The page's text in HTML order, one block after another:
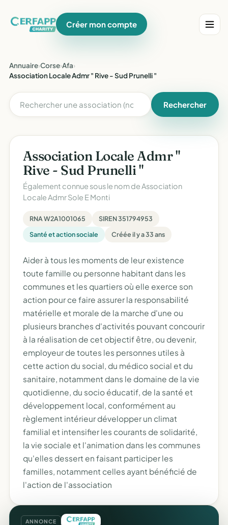
Créer mon compte
Annuaire›Corse›Afa›
Association Locale Admr " Rive - Sud Prunelli "
Rechercher
Association Locale Admr "
Rive - Sud Prunelli "
Également connue sous le nom deAssociation
Locale Admr Sole E Monti
RNA W2A1001065
SIREN 351794953
Santé et action sociale
Créée il y a 33 ans
Aider à tous les moments de leur existence
toute famille ou personne habitant dans les
communes et les quartiers où elle exerce son
action pour ce faire assurer la responsabilité
matérielle et morale de la marche d'une ou
plusieurs branches d'activités pouvant concourir
à la réalisation de cet objectif être, ou devenir,
employeur de toutes les personnes utiles à
cette action du social, du médico social et du
sanitaire, notamment dans le domaine de la vie
quotidienne, du socio éducatif, de la santé et
développement local, conformément au
règlement intérieur développer un climat
familial et intensifier les courants de solidarité,
la vie sociale et l'animation dans les communes
qu'elles dessert en faisant participer les
familles, notamment celles ayant bénéficié de
l'action de l'association
ANNONCE